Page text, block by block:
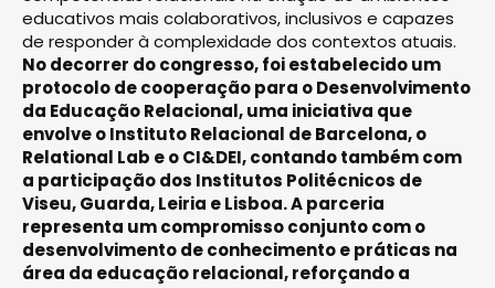
educativos mais colaborativos, inclusivos e capazes
de responder à complexidade dos contextos atuais.
No decorrer do congresso, foi estabelecido um
protocolo de cooperação para o Desenvolvimento
da Educação Relacional, uma iniciativa que
envolve o Instituto Relacional de Barcelona, o
Relational Lab e o CI&DEI, contando também com
a participação dos Institutos Politécnicos de
Viseu, Guarda, Leiria e Lisboa. A parceria
representa um compromisso conjunto com o
desenvolvimento de conhecimento e práticas na
área da educação relacional, reforçando a